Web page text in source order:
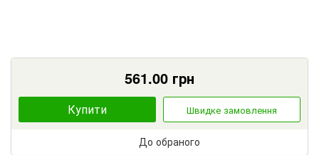
561.00 грн
Купити Швидке замовлення
До обраного